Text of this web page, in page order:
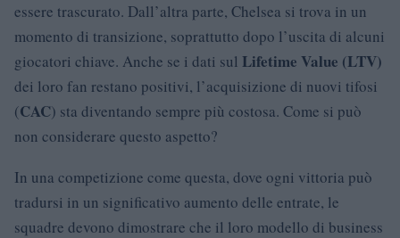
essere trascurato. Dall’altra parte, Chelsea si trova in un
momento di transizione, soprattutto dopo l’uscita di alcuni
giocatori chiave. Anche se i dati sul Lifetime Value (LTV)
dei loro fan restano positivi, l’acquisizione di nuovi tifosi
(CAC) sta diventando sempre più costosa. Come si può
non considerare questo aspetto?
In una competizione come questa, dove ogni vittoria può
tradursi in un significativo aumento delle entrate, le
squadre devono dimostrare che il loro modello di business